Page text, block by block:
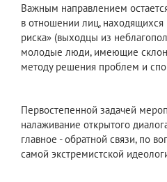
Важным направлением
в отношении лиц, находящихся
риска» (выходцы из
молодые люди, имеющие
методу решения проблем и
Первостепенной задачей
налаживание открытого
главное - обратной связи, по
самой экстремистской